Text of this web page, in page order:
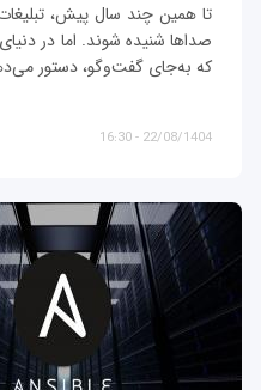
تا همین چند سال پیش، تبلیغات
صداها شنیده شوند. اما در
که به‌جای گفت‌وگو، دستور
22/08/1404 - 16:30